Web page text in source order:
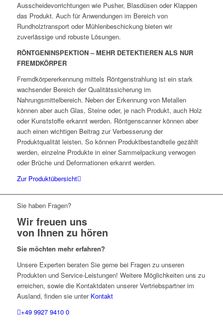
Ausscheidevorrichtungen wie Pusher, Blasdüsen oder Klappen
das Produkt. Auch für Anwendungen im Bereich von
Rundholztransport oder Mühlenbeschickung bieten wir
zuverlässige und robuste Lösungen.
RÖNTGENINSPEKTION – MEHR DETEKTIEREN ALS NUR
FREMDKÖRPER
Fremdkörpererkennung mittels Röntgenstrahlung ist ein stark
wachsender Bereich der Qualitätssicherung im
Nahrungsmittelbereich. Neben der Erkennung von Metallen
können aber auch Glas, Steine oder, je nach Produkt, auch Holz
oder Kunststoffe erkannt werden. Röntgenscanner können aber
auch einen wichtigen Beitrag zur Verbesserung der
Produktqualität leisten. So können Produktbestandteile gezählt
werden, einzelne Produkte in einer Sammelpackung verwogen
oder Brüche und Deformationen erkannt werden.
Zur Produktübersicht
Sie haben Fragen?
Wir freuen uns
von Ihnen zu hören
Sie möchten mehr erfahren?
Unsere Experten beraten Sie gerne bei Fragen zu unseren
Produkten und Service-Leistungen! Weitere Möglichkeiten uns zu
erreichen, sowie die Kontaktdaten unserer Vertriebspartner im
Ausland, finden sie unter Kontakt
+49 9927 9410 0